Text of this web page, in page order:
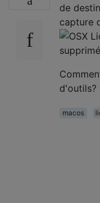
de
capture
d'outils?
macos